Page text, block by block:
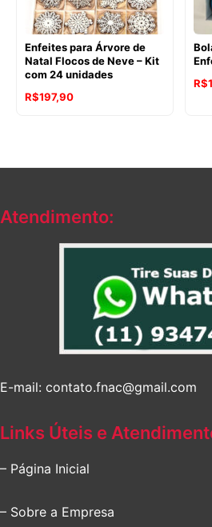
Enfeites para Árvore de
Natal Flocos de Neve – Kit
com 24 unidades
R$197,90
R$
Atendimento:
E-mail: contato.fnac@gmail.com
Links Úteis e
– Página Inicial
– Sobre a Empresa